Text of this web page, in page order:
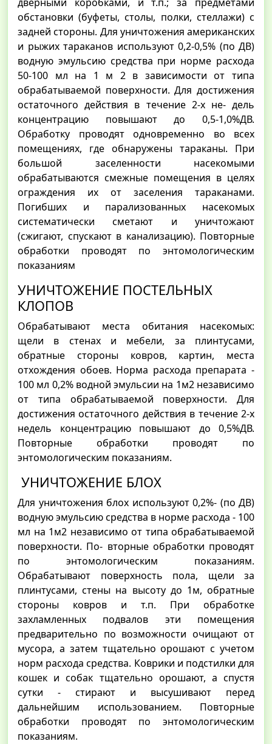
дверными коробками, и т.п.; за предметами
обстановки (буфеты, столы, полки, стеллажи) с
задней стороны. Для уничтожения американских
и рыжих тараканов используют 0,2-0,5% (по ДВ)
водную эмульсию средства при норме расхода
50-100 мл на 1 м 2 в зависимости от типа
обрабатываемой поверхности. Для достижения
остаточного действия в течение 2-х не- дель
концентрацию повышают до 0,5-1,0%ДВ.
Обработку проводят одновременно во всех
помещениях, где обнаружены тараканы. При
большой заселенности насекомыми
обрабатываются смежные помещения в целях
ограждения их от заселения тараканами.
Погибших и парализованных насекомых
систематически сметают и уничтожают
(сжигают, спускают в канализацию). Повторные
обработки проводят по энтомологическим
показаниям
УНИЧТОЖЕНИЕ ПОСТЕЛЬНЫХ
КЛОПОВ
Обрабатывают места обитания насекомых:
щели в стенах и мебели, за плинтусами,
обратные стороны ковров, картин, места
отхождения обоев. Норма расхода препарата -
100 мл 0,2% водной эмульсии на 1м2 независимо
от типа обрабатываемой поверхности. Для
достижения остаточного действия в течение 2-х
недель концентрацию повышают до 0,5%ДВ.
Повторные обработки проводят по
энтомологическим показаниям.
УНИЧТОЖЕНИЕ БЛОХ
Для уничтожения блох используют 0,2%- (по ДВ)
водную эмульсию средства в норме расхода - 100
мл на 1м2 независимо от типа обрабатываемой
поверхности. По- вторные обработки проводят
по энтомологическим показаниям.
Обрабатывают поверхность пола, щели за
плинтусами, стены на высоту до 1м, обратные
стороны ковров и т.п. При обработке
захламленных подвалов эти помещения
предварительно по возможности очищают от
мусора, а затем тщательно орошают с учетом
норм расхода средства. Коврики и подстилки для
кошек и собак тщательно орошают, а спустя
сутки - стирают и высушивают перед
дальнейшим использованием. Повторные
обработки проводят по энтомологическим
показаниям.